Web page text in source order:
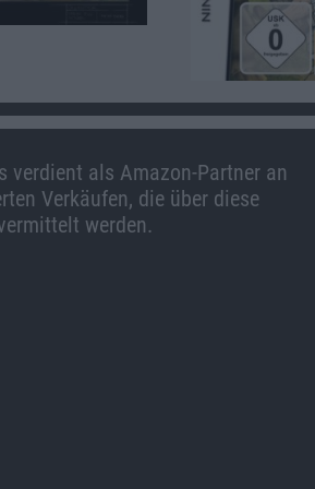
verdient als Amazon-Partner an
Verkäufen, die über diese
werden.